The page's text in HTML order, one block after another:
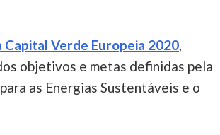
Capital Verde Europeia 2020,
objetivos e metas definidas pela
as Energias Sustentáveis e o